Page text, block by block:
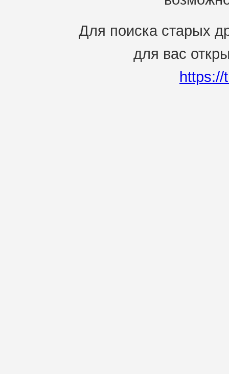
Для поиска старых
для вас
https://